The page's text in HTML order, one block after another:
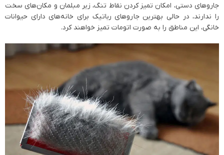
جاروهای دستی، امکان تمیز کردن نقاط تنگ، زیر مبلمان و مکان‌های سخت
را ندارند، در حالی بهترین جاروهای رباتیک برای خانه‌های دارای حیوانات
خانگی، این مناطق را به صورت اتومات تمیز خواهند کرد.